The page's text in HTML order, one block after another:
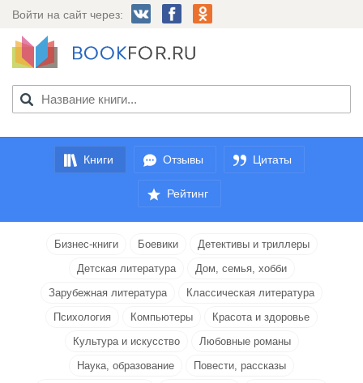
Войти на сайт через:
Книги Отзывы Цитаты
Рейтинг
Бизнес-книги Боевики
Детективы и триллеры
Детская литература
Дом, семья, хобби
Зарубежная литература
Классическая литература
Психология
Компьютеры
Красота и здоровье
Культура и искусство
Любовные романы
Наука, образование
Повести, рассказы